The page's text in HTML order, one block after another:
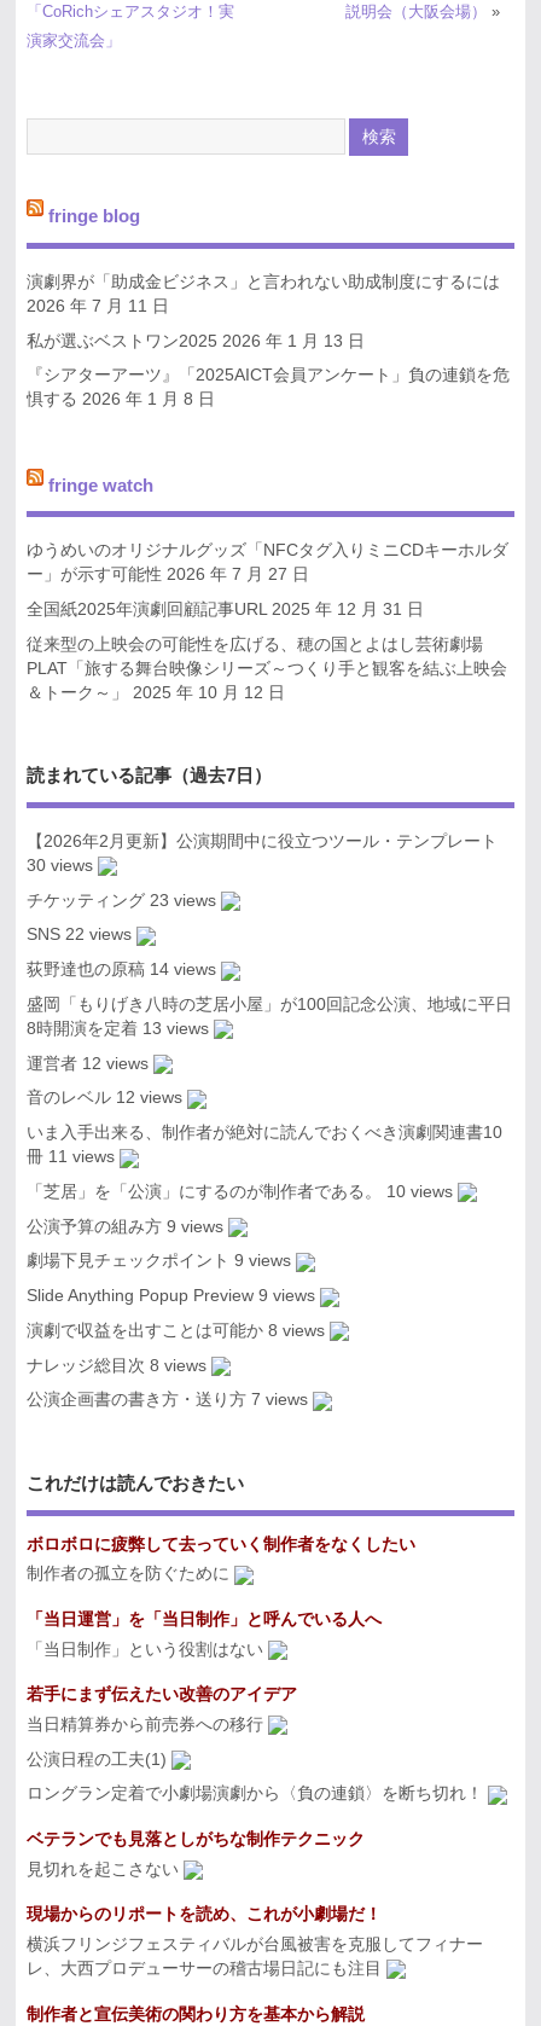
「CoRichシェアスタジオ！実
演家交流会」
説明会（大阪会場） »
fringe blog
演劇界が「助成金ビジネス」と言われない助成制度にするには
2026 年 7 月 11 日
私が選ぶベストワン2025 2026 年 1 月 13 日
『シアターアーツ』「2025AICT会員アンケート」負の連鎖を危
惧する 2026 年 1 月 8 日
fringe watch
ゆうめいのオリジナルグッズ「NFCタグ入りミニCDキーホルダ
ー」が示す可能性 2026 年 7 月 27 日
全国紙2025年演劇回顧記事URL
2025 年 12 月 31 日
従来型の上映会の可能性を広げる、穂の国とよはし芸術劇場
PLAT「旅する舞台映像シリーズ～つくり手と観客を結ぶ上映会
＆トーク～」
2025 年 10 月 12 日
読まれている記事（過去7日）
【2026年2月更新】公演期間中に役立つツール・テンプレート
30 views
チケッティング 23 views
SNS 22 views
荻野達也の原稿 14 views
盛岡「もりげき八時の芝居小屋」が100回記念公演、地域に平日
8時開演を定着 13 views
運営者 12 views
音のレベル 12 views
いま入手出来る、制作者が絶対に読んでおくべき演劇関連書10
冊 11 views
「芝居」を「公演」にするのが制作者である。
10 views
公演予算の組み方 9 views
劇場下見チェックポイント 9 views
Slide Anything Popup Preview 9 views
演劇で収益を出すことは可能か 8 views
ナレッジ総目次 8 views
公演企画書の書き方・送り方 7 views
これだけは読んでおきたい
ボロボロに疲弊して去っていく制作者をなくしたい
制作者の孤立を防ぐために
「当日運営」を「当日制作」と呼んでいる人へ
「当日制作」という役割はない
若手にまず伝えたい改善のアイデア
当日精算券から前売券への移行
公演日程の工夫(1)
ロングラン定着で小劇場演劇から〈負の連鎖〉を断ち切れ！
ベテランでも見落としがちな制作テクニック
見切れを起こさない
現場からのリポートを読め、これが小劇場だ！
横浜フリンジフェスティバルが台風被害を克服してフィナー
レ、大西プロデューサーの稽古場日記にも注目
制作者と宣伝美術の関わり方を基本から解説